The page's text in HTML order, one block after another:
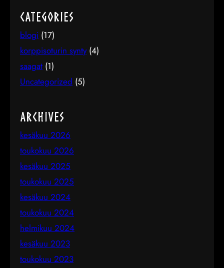
Categories
blogi (17)
korppisoturin synty(4)
saagat (1)
Uncategorized (5)
Archives
kesäkuu 2026
toukokuu 2026
kesäkuu 2025
toukokuu 2025
kesäkuu 2024
toukokuu 2024
helmikuu 2024
kesäkuu 2023
toukokuu 2023